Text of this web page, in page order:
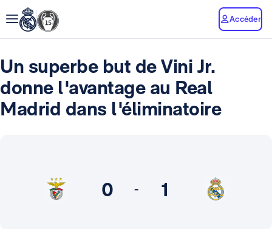
Accéder
Un superbe but de Vini Jr.
donne l'avantage au Real
Madrid dans l'éliminatoire
0 - 1